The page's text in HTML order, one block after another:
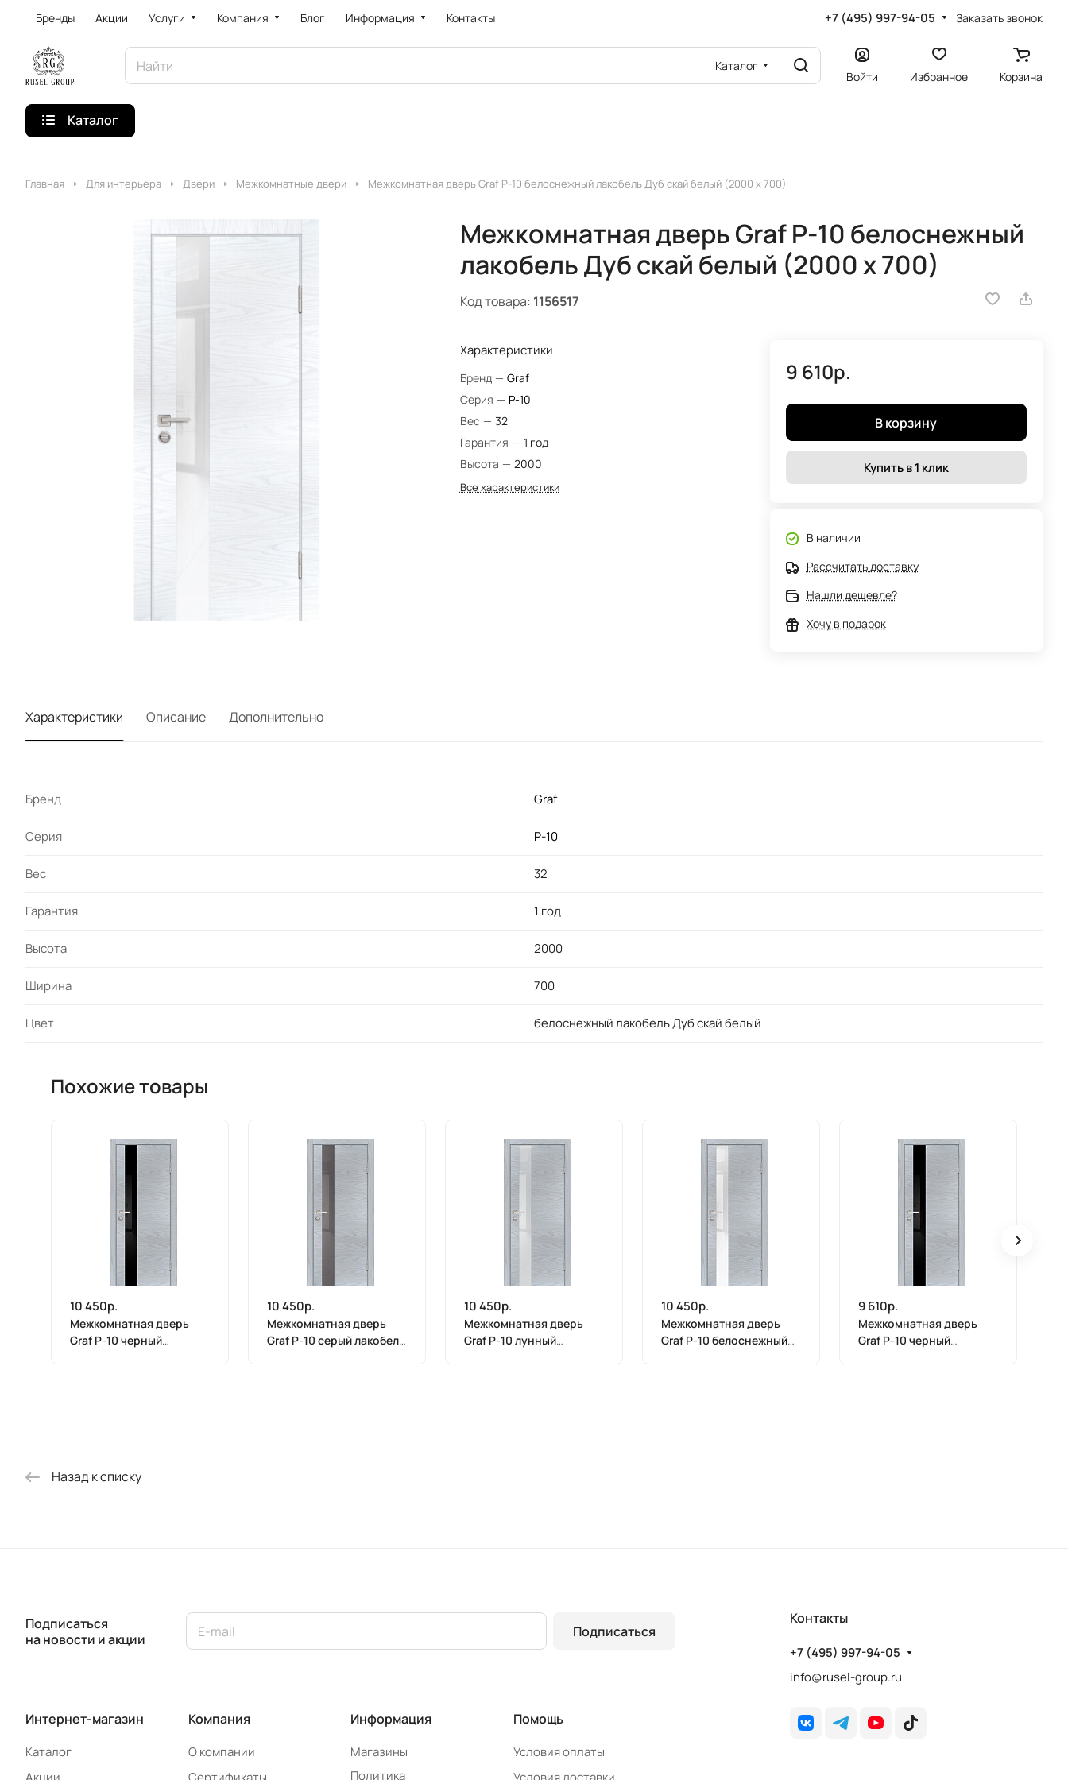
Бренды Акции Услуги Компания Блог Информация Контакты +7 (495) 997-94-05 Заказать звонок
Каталог
Войти Избранное Корзина
Каталог
Главная Для интерьера Двери Межкомнатные двери Межкомнатная дверь Graf P-10 белоснежный лакобель Дуб скай белый (2000 х 700)
Межкомнатная дверь Graf P-10 белоснежный
лакобель Дуб скай белый (2000 х 700)
Код товара: 1156517
Характеристики
Бренд — Graf
Серия — P-10
Вес — 32
Гарантия — 1 год
Высота — 2000
Все характеристики
9 610р.
В корзину
Купить в 1 клик
В наличии
Рассчитать доставку
Нашли дешевле?
Хочу в подарок
Характеристики Описание Дополнительно
Бренд Graf
Серия P-10
Вес 32
Гарантия 1 год
Высота 2000
Ширина 700
Цвет белоснежный лакобель Дуб скай белый
Похожие товары
10 450р.
Межкомнатная дверь
Graf P-10 черный
10 450р.
Межкомнатная дверь
Graf P-10 серый лакобель
10 450р.
Межкомнатная дверь
Graf P-10 лунный
10 450р.
Межкомнатная дверь
Graf P-10 белоснежный
9 610р.
Межкомнатная дверь
Graf P-10 черный
Назад к списку
Подписаться
на новости и акции
Подписаться
Интернет-магазин
Каталог
Компания
О компании
Информация
Магазины
Политика
Помощь
Условия оплаты
Контакты
+7 (495) 997-94-05
info@rusel-group.ru